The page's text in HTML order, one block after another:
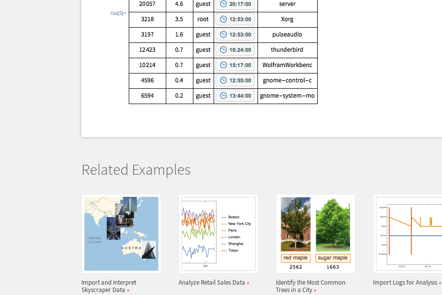
Out[5]=
Related Examples
Import and Interpret
Skyscraper Data »
Analyze Retail Sales Data »
Identify the Most Common
Trees in a City »
Import Logs for Analysis »